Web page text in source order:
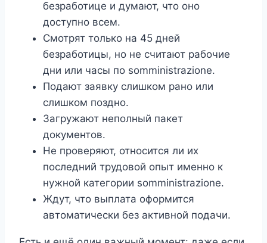
безработице и думают, что оно
доступно всем.
Смотрят только на 45 дней
безработицы, но не считают рабочие
дни или часы по somministrazione.
Подают заявку слишком рано или
слишком поздно.
Загружают неполный пакет
документов.
Не проверяют, относится ли их
последний трудовой опыт именно к
нужной категории somministrazione.
Ждут, что выплата оформится
автоматически без активной подачи.